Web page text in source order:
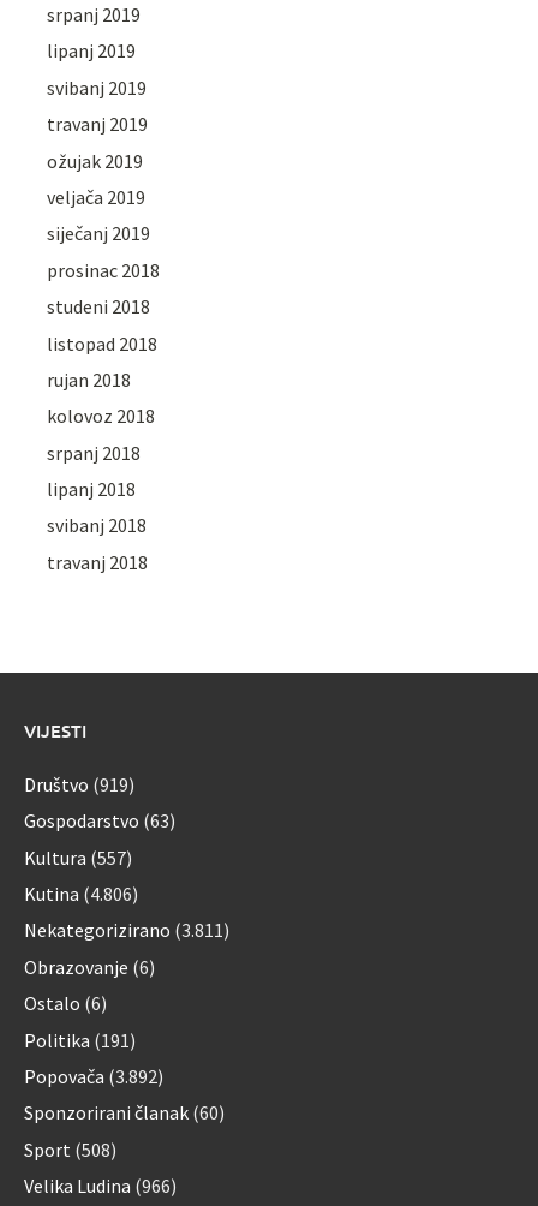
srpanj 2019
lipanj 2019
svibanj 2019
travanj 2019
ožujak 2019
veljača 2019
siječanj 2019
prosinac 2018
studeni 2018
listopad 2018
rujan 2018
kolovoz 2018
srpanj 2018
lipanj 2018
svibanj 2018
travanj 2018
VIJESTI
Društvo (919)
Gospodarstvo (63)
Kultura (557)
Kutina (4.806)
Nekategorizirano (3.811)
Obrazovanje (6)
Ostalo (6)
Politika (191)
Popovača (3.892)
Sponzorirani članak (60)
Sport (508)
Velika Ludina (966)